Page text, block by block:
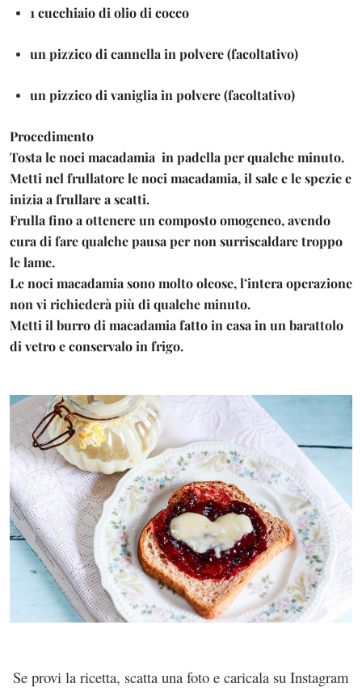
1 cucchiaio di olio di cocco
un pizzico di cannella in polvere (facoltativo)
un pizzico di vaniglia in polvere (facoltativo)
Procedimento
Tosta le noci macadamia in padella per qualche minuto.
Metti nel frullatore le noci macadamia, il sale e le spezie e
inizia a frullare a scatti.
Frulla fino a ottenere un composto omogeneo, avendo
cura di fare qualche pausa per non surriscaldare troppo
le lame.
Le noci macadamia sono molto oleose, l’intera operazione
non vi richiederà più di qualche minuto.
Metti il burro di macadamia fatto in casa in un barattolo
di vetro e conservalo in frigo.
Se provi la ricetta, scatta una foto e caricala su Instagram